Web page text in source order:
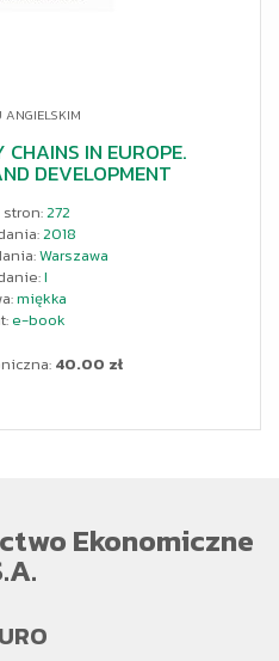
ANGIELSKIM
CHAINS IN EUROPE.
DEVELOPMENT
272
2018
Warszawa
I
miękka
e-book
40.00 zł
Ekonomiczne